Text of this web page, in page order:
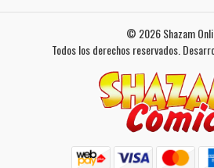
© 2026 Shazam
Todos los derechos reservados.